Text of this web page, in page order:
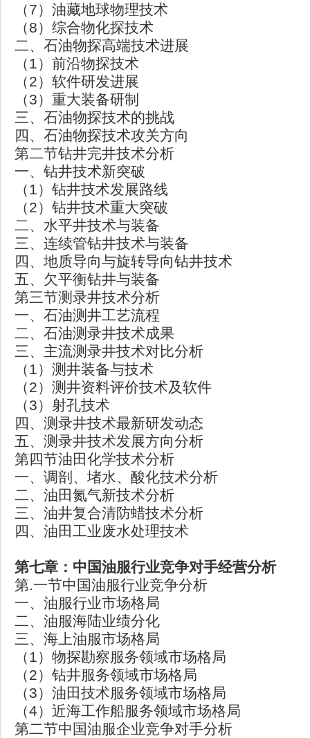
（7）油藏地球物理技术
（8）综合物化探技术
二、石油物探高端技术进展
（1）前沿物探技术
（2）软件研发进展
（3）重大装备研制
三、石油物探技术的挑战
四、石油物探技术攻关方向
第二节钻井完井技术分析
一、钻井技术新突破
（1）钻井技术发展路线
（2）钻井技术重大突破
二、水平井技术与装备
三、连续管钻井技术与装备
四、地质导向与旋转导向钻井技术
五、欠平衡钻井与装备
第三节测录井技术分析
一、石油测井工艺流程
二、石油测录井技术成果
三、主流测录井技术对比分析
（1）测井装备与技术
（2）测井资料评价技术及软件
（3）射孔技术
四、测录井技术最新研发动态
五、测录井技术发展方向分析
第四节油田化学技术分析
一、调剖、堵水、酸化技术分析
二、油田氮气新技术分析
三、油井复合清防蜡技术分析
四、油田工业废水处理技术
第七章：中国油服行业竞争对手经营分析
第.一节中国油服行业竞争分析
一、油服行业市场格局
二、油服海陆业绩分化
三、海上油服市场格局
（1）物探勘察服务领域市场格局
（2）钻井服务领域市场格局
（3）油田技术服务领域市场格局
（4）近海工作船服务领域市场格局
第二节中国油服企业竞争对手分析